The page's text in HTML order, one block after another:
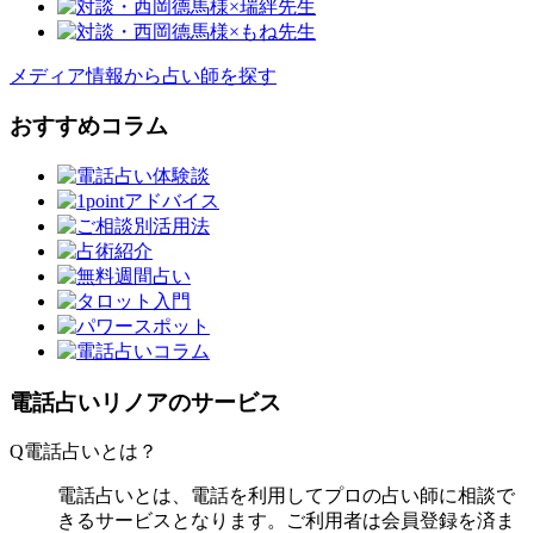
メディア情報から占い師を探す
おすすめコラム
電話占いリノアのサービス
Q電話占いとは？
電話占いとは、電話を利用してプロの占い師に相談で
きるサービスとなります。ご利用者は会員登録を済ま